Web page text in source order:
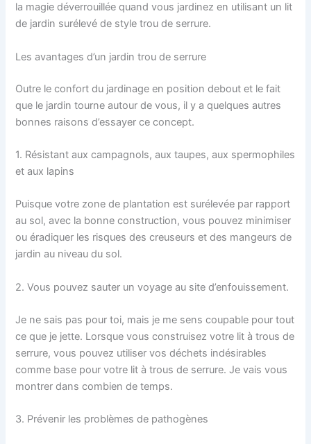
la magie déverrouillée quand vous jardinez en utilisant un lit
de jardin surélevé de style trou de serrure.
Les avantages d’un jardin trou de serrure
Outre le confort du jardinage en position debout et le fait
que le jardin tourne autour de vous, il y a quelques autres
bonnes raisons d’essayer ce concept.
1. Résistant aux campagnols, aux taupes, aux spermophiles
et aux lapins
Puisque votre zone de plantation est surélevée par rapport
au sol, avec la bonne construction, vous pouvez minimiser
ou éradiquer les risques des creuseurs et des mangeurs de
jardin au niveau du sol.
2. Vous pouvez sauter un voyage au site d’enfouissement.
Je ne sais pas pour toi, mais je me sens coupable pour tout
ce que je jette. Lorsque vous construisez votre lit à trous de
serrure, vous pouvez utiliser vos déchets indésirables
comme base pour votre lit à trous de serrure. Je vais vous
montrer dans combien de temps.
3. Prévenir les problèmes de pathogènes